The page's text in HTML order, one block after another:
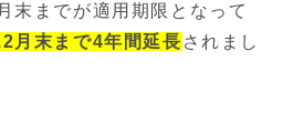
末までが適用期限となって
月末まで4年間延長 されまし